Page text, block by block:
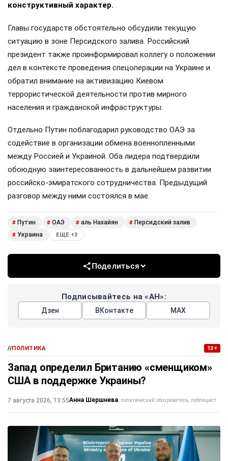
конструктивный характер.
Главы государств обстоятельно обсудили текущую
ситуацию в зоне Персидского залива. Российский
президент также проинформировал коллегу о положении
дел в контексте проведения спецоперации на Украине и
обратил внимание на активизацию Киевом
террористической деятельности против мирного
населения и гражданской инфраструктуры.
Отдельно Путин поблагодарил руководство ОАЭ за
содействие в организации обмена военнопленными
между Россией и Украиной. Оба лидера подтвердили
обоюдную заинтересованность в дальнейшем развитии
российско-эмиратского сотрудничества. Предыдущий
разговор между ними состоялся в мае.
# Путин # ОАЭ # аль Нахайян # Персидский залив
# Украина ЕЩЕ +3
Поделиться
Подписывайтесь на «АН»:
Дзен ВКонтакте МАХ
//ПОЛИТИКА 13+
Запад определил Британию «сменщиком»
США в поддержке Украины?
7 августа 2026, 13:55Анна Шершнева политический обозреватель, публицист